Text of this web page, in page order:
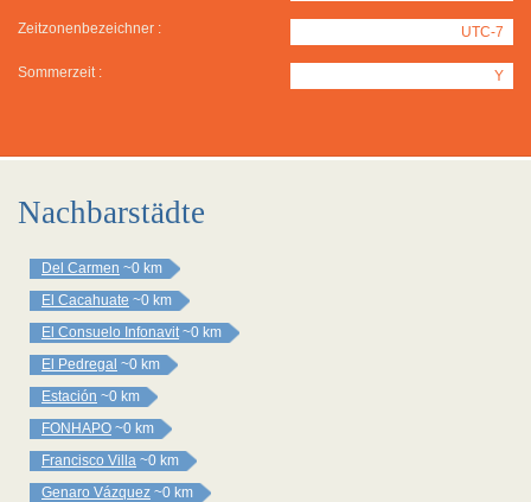
Zeitzonenbezeichner : UTC-7
Sommerzeit : Y
Nachbarstädte
Del Carmen ~0 km
El Cacahuate ~0 km
El Consuelo Infonavit ~0 km
El Pedregal ~0 km
Estación ~0 km
FONHAPO ~0 km
Francisco Villa ~0 km
Genaro Vázquez ~0 km